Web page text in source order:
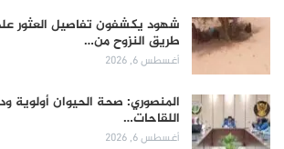
طريق النزوح من…
أغسطس 6, 2026
المنصوري: صحة الحيوان أولوية
اللقاحات…
أغسطس 6, 2026